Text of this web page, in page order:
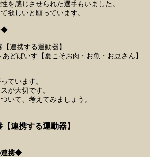
を感じさせられた選手もいました。
欲しいと願っています。
連携する運動器】
どばいす【夏こそお肉・お魚・お豆さん】
ています。
が大切です。
いて、考えてみましょう。
連携する運動器】
連携◆